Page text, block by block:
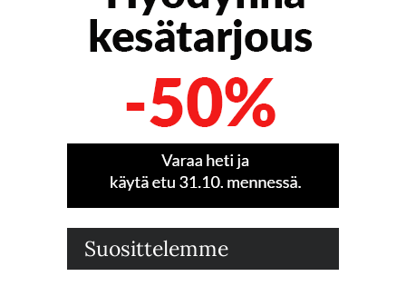
Suosittelemme